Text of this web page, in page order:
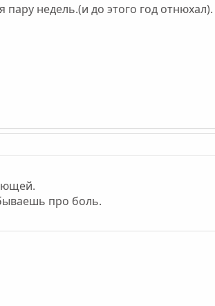
недель.(и до этого год отнюхал).
про боль.